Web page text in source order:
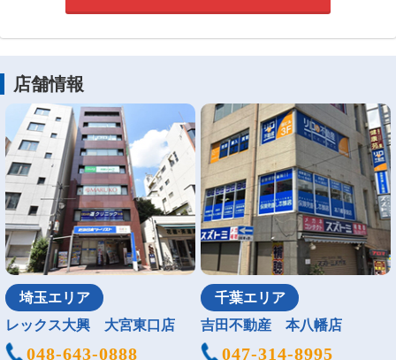
店舗情報
埼玉エリア
レックス大興 大宮東口店
048-643-0888
千葉エリア
吉田不動産 本八幡店
047-314-8995